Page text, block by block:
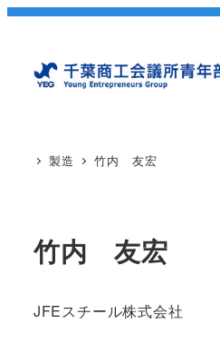
製造 竹内 友宏
竹内 友宏
JFEスチール株式会社